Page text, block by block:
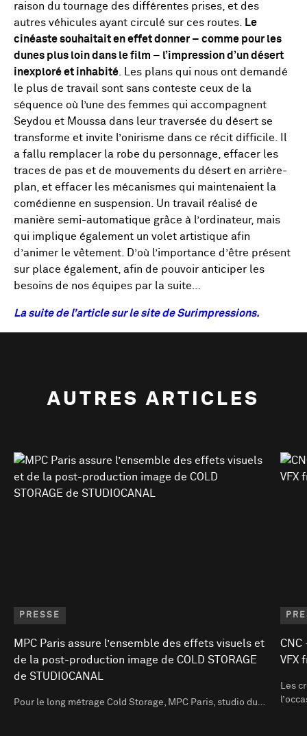
raison du tournage des différentes prises, et des
autres véhicules ayant circulé sur ces routes.
Le
cinéaste souhaitait en effet donner – comme pour les
dunes plus loin dans le film – l’impression d’un désert
inexploré et inhabité . Les plans qui nous ont demandé
le plus de travail sont sans conteste ceux de la
séquence où l’une des femmes qui accompagnent
Seydou et Moussa dans leur traversée du désert se
transforme et invite l’onirisme dans ce récit difficile. Il
a fallu remplacer la robe du personnage, effacer les
traces de pas et de mouvements du désert en arrière-
plan, et effacer les mécanismes qui maintenaient la
comédienne en suspension. Un travail réalisé de
manière semi-automatique grâce à l’ordinateur, mais
qui implique également un volet artistique afin
d’animer le vêtement. D’où l’importance d’être présent
sur place également, afin de pouvoir anticiper les
besoins de nos équipes par la suite…
La suite de l’article sur le site de Surimpressions.
AUTRES ARTICLES
PRESSE
MPC Paris assure l’ensemble des effets visuels et
de la post-production image de COLD STORAGE
de STUDIOCANAL
Pour le long métrage Cold Storage, MPC Paris, studio du…
CNC
VFX
Les